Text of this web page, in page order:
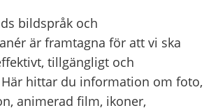
bildspråk och
är framtagna för att vi ska
tillgängligt och
hittar du information om foto,
animerad film, ikoner,